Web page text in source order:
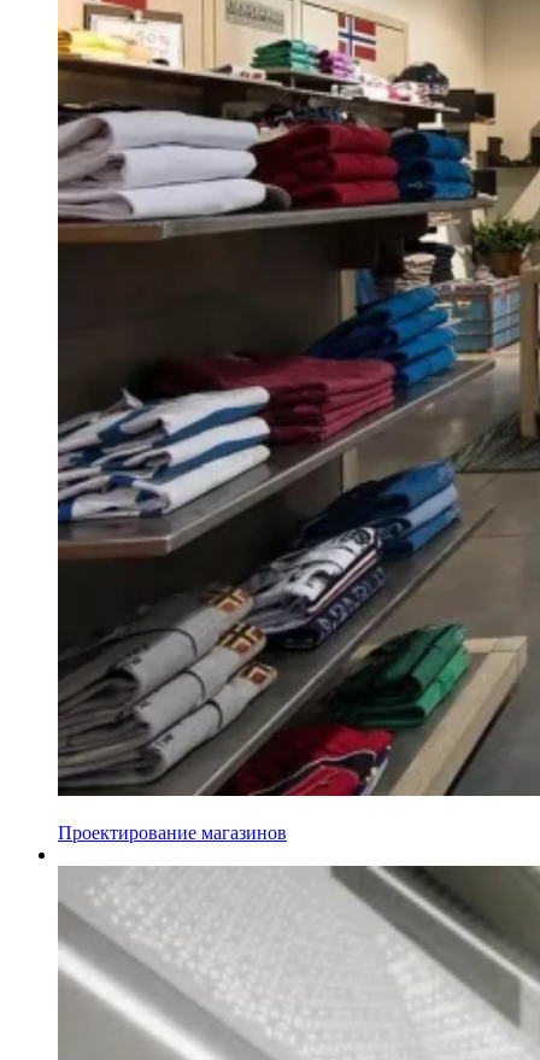
Проектирование магазинов